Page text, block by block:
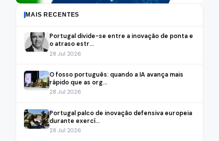
MAIS RECENTES
Portugal divide-se entre a inovação de ponta e
o atraso estr...
28 Jul 2026
O fosso português: quando a IA avança mais
rápido que as org...
28 Jul 2026
Portugal palco de inovação defensiva europeia
durante exercí...
28 Jul 2026